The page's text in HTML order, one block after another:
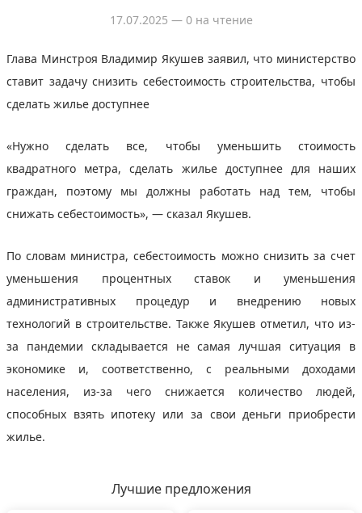
17.07.2025 — 0 на чтение
Глава Минстроя Владимир Якушев заявил, что министерство
ставит задачу снизить себестоимость строительства, чтобы
сделать жилье доступнее
«Нужно сделать все, чтобы уменьшить стоимость
квадратного метра, сделать жилье доступнее для наших
граждан, поэтому мы должны работать над тем, чтобы
снижать себестоимость», — сказал Якушев.
По словам министра, себестоимость можно снизить за счет
уменьшения процентных ставок и уменьшения
административных процедур и внедрению новых
технологий в строительстве. Также Якушев отметил, что из-
за пандемии складывается не самая лучшая ситуация в
экономике и, соответственно, с реальными доходами
населения, из-за чего снижается количество людей,
способных взять ипотеку или за свои деньги приобрести
жилье.
Лучшие предложения